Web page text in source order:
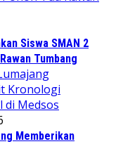
Siswa SMAN 2
Tumbang
Memberikan